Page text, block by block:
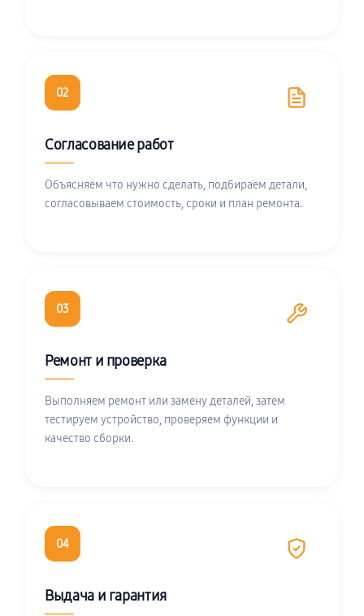
02
Согласование работ
Объясняем что нужно сделать, подбираем детали,
согласовываем стоимость, сроки и план ремонта.
03
Ремонт и проверка
Выполняем ремонт или замену деталей, затем
тестируем устройство, проверяем функции и
качество сборки.
04
Выдача и гарантия